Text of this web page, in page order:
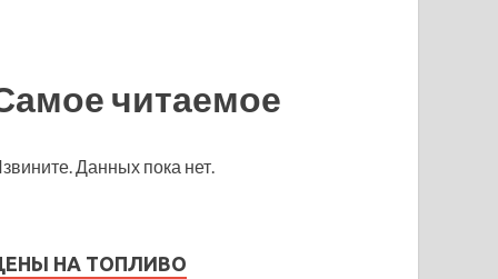
читаемое
Данных пока нет.
НА ТОПЛИВО